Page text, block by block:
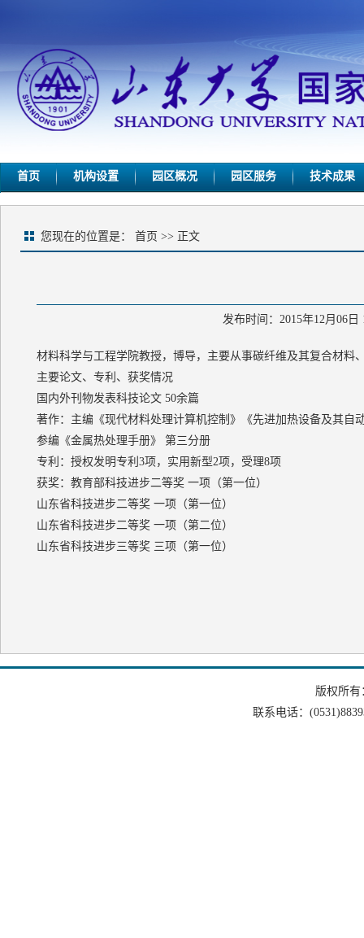
首页 机构设置 园区概况 园区服务 技术成果
您现在的位置是： 首页 >> 正文
发布时间：2015年12月06
材料科学与工程学院教授，博导，主要从事碳纤维及其复合材
主要论文、专利、获奖情况
国内外刊物发表科技论文 50余篇
著作：主编《现代材料处理计算机控制》《先进加热设备及其自
参编《金属热处理手册》 第三分册
专利：授权发明专利3项，实用新型2项，受理8项
获奖：教育部科技进步二等奖 一项（第一位）
山东省科技进步二等奖 一项（第一位）
山东省科技进步二等奖 一项（第二位）
山东省科技进步三等奖 三项（第一位）
版权所
联系电话：